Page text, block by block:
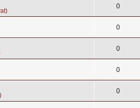
0
0
0
0
0